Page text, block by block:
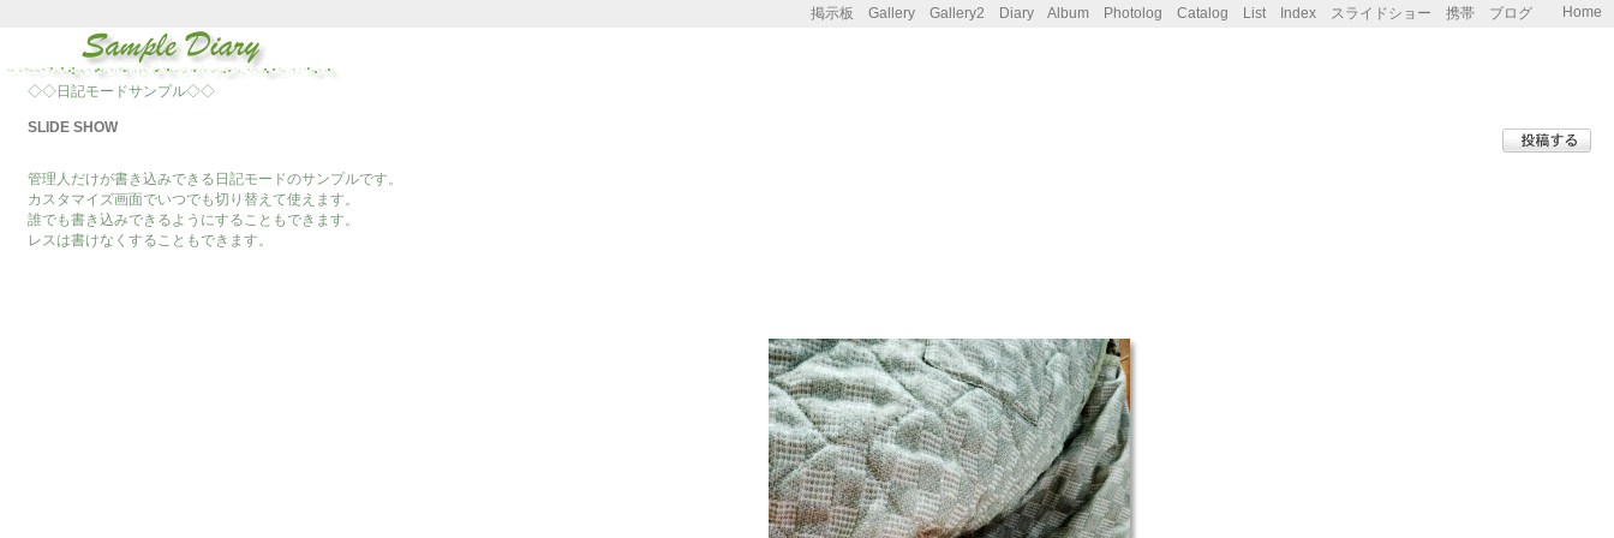
Home
掲示板 Gallery Gallery2 Diary Album Photolog Catalog List Index スライドショー 携帯 ブログ
◇◇日記モードサンプル◇◇
SLIDE SHOW
管理人だけが書き込みできる日記モードのサンプルです。
カスタマイズ画面でいつでも切り替えて使えます。
誰でも書き込みできるようにすることもできます。
レスは書けなくすることもできます。